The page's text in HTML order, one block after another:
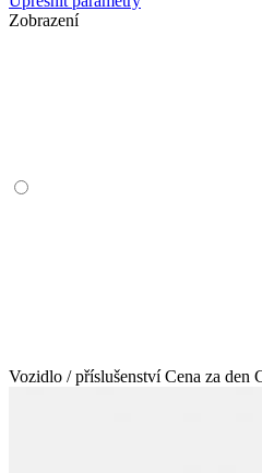
Zobrazení
Vozidlo / příslušenstvíCena za den